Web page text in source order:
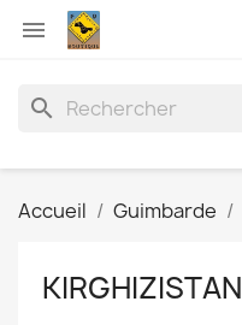

search
Accueil Guimbarde
KIRGHIZISTAN